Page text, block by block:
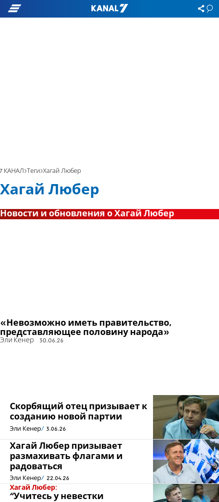
7 КАНАЛ Теги Хагай Любер
Хагай Любер
Новости и обновления о Хагай Любер
«Невозможно иметь правительство,
представляющее половину народа»
Эли Кенер 30.06.26
Скорбящий отец призывает к
созданию новой партии
Эли Кенер 3.06.26
Хагай Любер призывает
размахивать флагами и
радоваться
Эли Кенер 22.04.26
Хагай Любер:
“Учитесь у невестки